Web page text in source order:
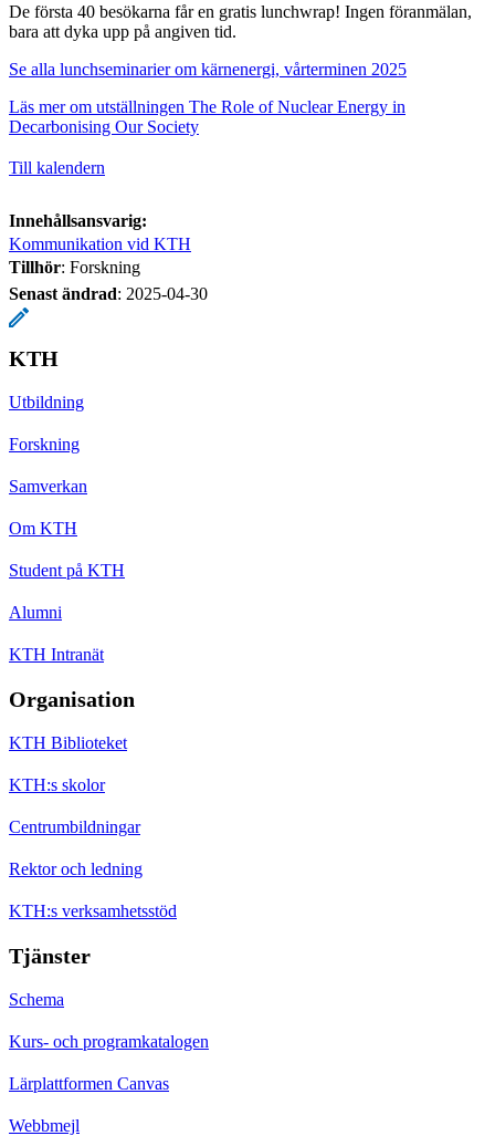
De första 40 besökarna får en gratis lunchwrap! Ingen föranmälan,
bara att dyka upp på angiven tid.
Se alla lunchseminarier om kärnenergi, vårterminen 2025
Läs mer om utställningen The Role of Nuclear Energy in
Decarbonising Our Society
Till kalendern
Innehållsansvarig:
Kommunikation vid KTH
Tillhör: Forskning
Senast ändrad: 2025-04-30
KTH
Utbildning
Forskning
Samverkan
Om KTH
Student på KTH
Alumni
KTH Intranät
Organisation
KTH Biblioteket
KTH:s skolor
Centrumbildningar
Rektor och ledning
KTH:s verksamhetsstöd
Tjänster
Schema
Kurs- och programkatalogen
Lärplattformen Canvas
Webbmejl